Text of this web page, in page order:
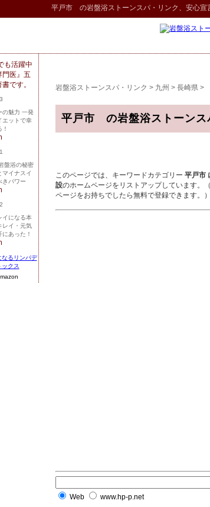
平戸市 の岩盤浴ストーンスパ ・リンク 、安心宣
岩盤浴ストーンスパ・リンク > 九州 > 長崎県 >
平戸市 の岩盤浴ストーンス
このページでは、キーワードカテゴリー 平戸市
設のホームページをリストアップしています。
ページをお持ちでしたら無料で登録できます。）
Web www.hp-p.net
も活躍中
門医』五
です。
の魅力 一発
エットで幸
盤浴の秘密
マイナスイ
きパワー
イになる本
レイ・元気
あった！